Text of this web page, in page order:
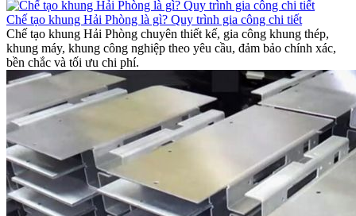
Chế tạo khung Hải Phòng là gì? Quy trình gia công chi tiết
Chế tạo khung Hải Phòng chuyên thiết kế, gia công khung thép,
khung máy, khung công nghiệp theo yêu cầu, đảm bảo chính xác,
bền chắc và tối ưu chi phí.